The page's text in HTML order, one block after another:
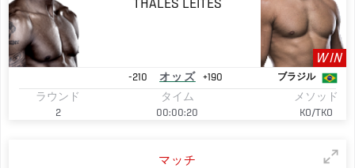
THALES LEITES
WIN
-210 オッズ +190 ブラジル
ラウンド
2
タイム
00:00:20
メソッド
KO/TKO
マッチ